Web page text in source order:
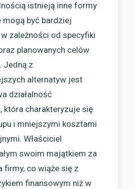
istnieją inne formy
mogą być bardziej
zależności od specyfiki
planowanych celów
Jedną z
alternatyw jest
działalność
która charakteryzuje się
i mniejszymi kosztami
Właściciel
swoim majątkiem za
firmy, co wiąże się z
finansowym niż w